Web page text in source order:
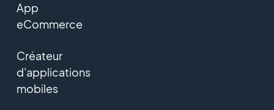
App
eCommerce
Créateur
d'applications
mobiles